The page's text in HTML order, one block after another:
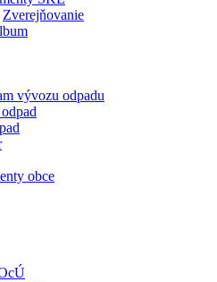
Zverejňovanie
vývozu odpadu
obce